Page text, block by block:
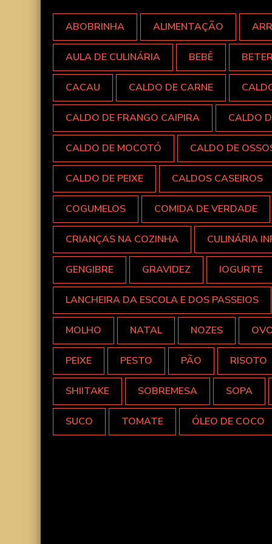
ABOBRINHA ALIMENTAÇÃO
AULA DE CULINÁRIA BEBÊ
CACAU CALDO DE CARNE
CALDO DE FRANGO CAIPIRA CALDO
CALDO DE MOCOTÓ CALDO DE
CALDO DE PEIXE CALDOS CASEIROS
COGUMELOS COMIDA DE VERDADE
CRIANÇAS NA COZINHA CULINÁRIA
GENGIBRE GRAVIDEZ IOGURTE
LANCHEIRA DA ESCOLA E DOS PASSEIOS
MOLHO NATAL NOZES
PEIXE PESTO PÃO RISOTO
SHIITAKE SOBREMESA SOPA
SUCO TOMATE ÓLEO DE COCO